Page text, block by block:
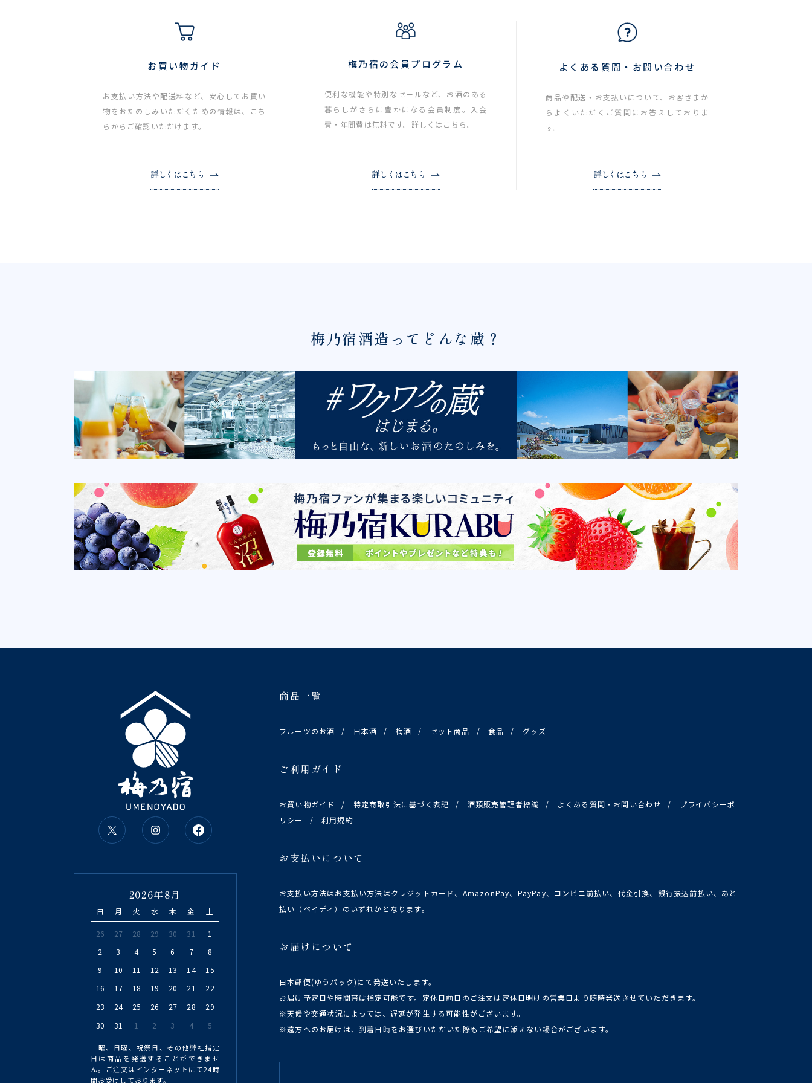
お買い物ガイド
お支払い方法や配送料など、安心してお買い
物をおたのしみいただくための情報は、こち
らからご確認いただけます。
詳しくはこちら
梅乃宿の会員プログラム
便利な機能や特別なセールなど、お酒のある
暮らしがさらに豊かになる会員制度。入会
費・年間費は無料です。詳しくはこちら。
詳しくはこちら
よくある質問・お問い合わせ
商品や配送・お支払いについて、お客さまか
らよくいただくご質問にお答えしておりま
す。
詳しくはこちら
梅乃宿酒造ってどんな蔵？
商品一覧
フルーツのお酒 / 日本酒 / 梅酒 / セット商品 / 食品 / グッズ
ご利用ガイド
お買い物ガイド / 特定商取引法に基づく表記 / 酒類販売管理者標識 / よくある質問・お問い合わせ /
プライバシーポ
リシー
/ 利用規約
お支払いについて
お支払い方法はお支払い方法はクレジットカード、AmazonPay、PayPay、コンビニ前払い、代金引換、銀行振込前払い、あと
払い（ペイディ）のいずれかとなります。
お届けについて
日本郵便(ゆうパック)にて発送いたします。
お届け予定日や時間帯は指定可能です。定休日前日のご注文は定休日明けの営業日より随時発送させていただきます。
※天候や交通状況によっては、遅延が発生する可能性がございます。
※遠方へのお届けは、到着日時をお選びいただいた際もご希望に添えない場合がございます。
2026年8月
日 月 火 水 木 金 土
26 27 28 29 30 31
1
2
3 4 5 6 7
8
9
10 11 12 13 14
15
16
17 18 19 20 21
22
23
24 25 26 27 28
29
30
31 1 2 3 4 5
土曜、日曜、祝祭日、その他弊社指定
日は商品を発送することができませ
ん。ご注文はインターネットにて24時
間お受けしております。